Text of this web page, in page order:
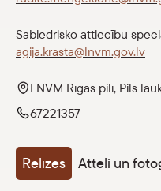
Lasi viegli
Sabiedrisko attiecību
agija.krasta@lnvm.gov.lv
LNVM Rīgas pilī, Pils
67221357
Relīzes Attēli un